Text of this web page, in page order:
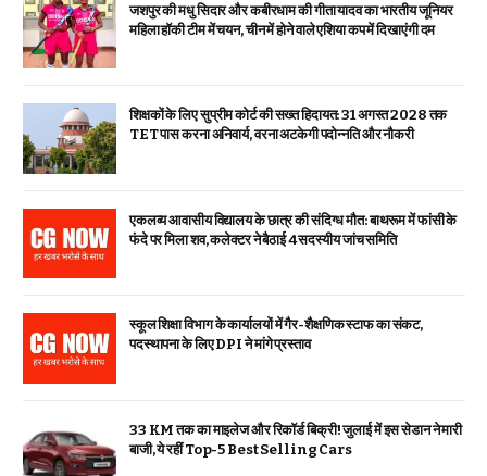
जशपुर की मधु सिदार और कबीरधाम की गीता यादव का भारतीय जूनियर
महिला हॉकी टीम में चयन, चीन में होने वाले एशिया कप में दिखाएंगी दम
शिक्षकों के लिए सुप्रीम कोर्ट की सख्त हिदायत: 31 अगस्त 2028 तक
TET पास करना अनिवार्य, वरना अटकेगी पदोन्नति और नौकरी
एकलव्य आवासीय विद्यालय के छात्र की संदिग्ध मौत: बाथरूम में फांसी के
फंदे पर मिला शव, कलेक्टर ने बैठाई 4 सदस्यीय जांच समिति
स्कूल शिक्षा विभाग के कार्यालयों में गैर-शैक्षणिक स्टाफ का संकट,
पदस्थापना के लिए DPI ने मांगे प्रस्ताव
33 KM तक का माइलेज और रिकॉर्ड बिक्री! जुलाई में इस सेडान ने मारी
बाजी, ये रहीं Top-5 Best Selling Cars